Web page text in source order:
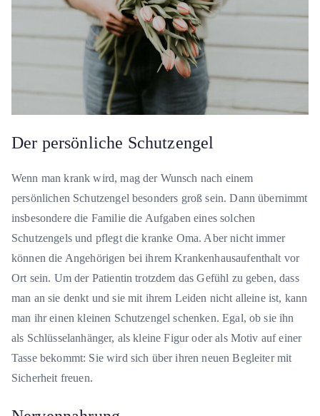
Der persönliche Schutzengel
Wenn man krank wird, mag der Wunsch nach einem
persönlichen Schutzengel besonders groß sein. Dann übernimmt
insbesondere die Familie die Aufgaben eines solchen
Schutzengels und pflegt die kranke Oma. Aber nicht immer
können die Angehörigen bei ihrem Krankenhausaufenthalt vor
Ort sein. Um der Patientin trotzdem das Gefühl zu geben, dass
man an sie denkt und sie mit ihrem Leiden nicht alleine ist, kann
man ihr einen kleinen Schutzengel schenken. Egal, ob sie ihn
als Schlüsselanhänger, als kleine Figur oder als Motiv auf einer
Tasse bekommt: Sie wird sich über ihren neuen Begleiter mit
Sicherheit freuen.